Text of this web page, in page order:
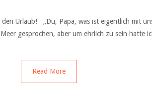
Urlaub! „Du, Papa, was ist eigentlich mit
gesprochen, aber um ehrlich zu sein hatte
Read More